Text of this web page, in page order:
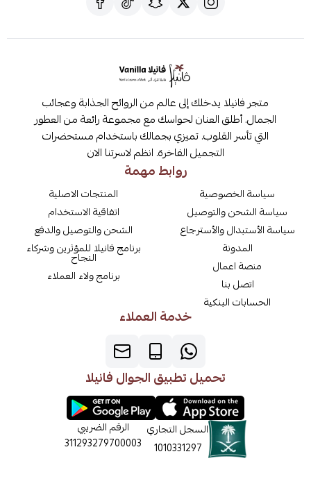
متجر فانيلا يدخلك إلى عالم من الروائح الجذابة وعجائب
الجمال. أطلق العنان لحواسك مع مجموعة رائعة من العطور
التي تأسر القلوب. تميزي بجمالك باستخدام مستحضرات
التجميل الفاخرة. انظم لاسرتنا الان
روابط مهمة
سياسة الخصوصية
سياسة الشحن والتوصيل
سياسة الأستبدال والأسترجاع
المدونة
منصة اعمال
اتصل بنا
الحسابات البنكية
المنتجات الاصلية
اتفاقية الاستخدام
الشحن والتوصيل والدفع
برنامج فانيلا للمؤثرين وشركاء
النجاح
برنامج ولاء العملاء
خدمة العملاء
تحميل تطبيق الجوال فانيلا
السجل التجاري
1010331297
الرقم الضريبي
311293279700003